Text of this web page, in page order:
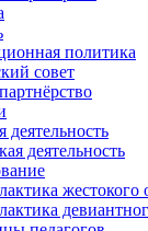
политика
совет
деятельность
жестокого